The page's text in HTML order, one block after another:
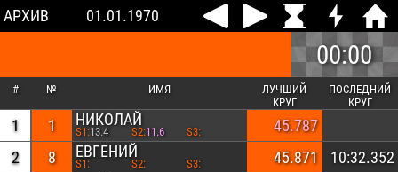
АРХИВ 01.01.1970
00:00
# № ИМЯ
ЛУЧШИЙ
КРУГ
ПОСЛЕДНИЙ
КРУГ
1 1 НИКОЛАЙ
S1:13.4 S2:11.6 S3:
45.787
2
8 ЕВГЕНИЙ
S1: S2: S3: 45.871
10:32.352